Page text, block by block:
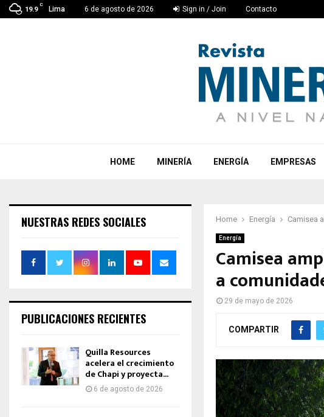
19.9
C
Lima 6 de agosto de 2026 Sign in / Join Contacto
HOME MINERÍA ENERGÍA EMPRESAS
Home Energía Camisea
Energía
Camisea
a
29 de mayo de 2026
COMPARTIR
NUESTRAS REDES SOCIALES
PUBLICACIONES RECIENTES
Quilla Resources
acelera el crecimiento
de Chapi y proyecta...
6 de agosto de 2026